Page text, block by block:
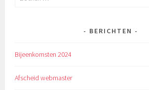
BERICHTEN
Bijeenkomsten 2024
Afscheid webmaster